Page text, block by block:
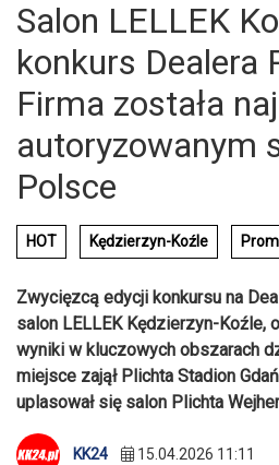
Salon LELLEK
konkurs Dealera
Firma została
autoryzowanym
Polsce
HOT Kędzierzyn-Koźle
Zwycięzcą edycji konkursu na
salon LELLEK Kędzierzyn-Koźle,
wyniki w kluczowych obszarach
miejsce zajął Plichta Stadion
uplasował się salon Plichta
KK24 15.04.2026 11:11